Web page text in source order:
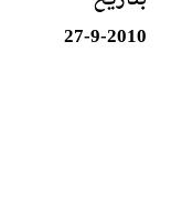
27-9-2010